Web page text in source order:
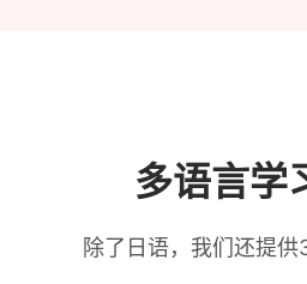
多语言学
除了日语，我们还提